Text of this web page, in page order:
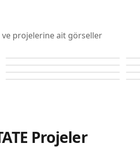
ve projelerine ait görseller
Rivo
Rivo
Rivo
Projeler